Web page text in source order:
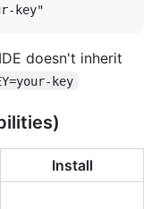
doesn't inherit
key
Install